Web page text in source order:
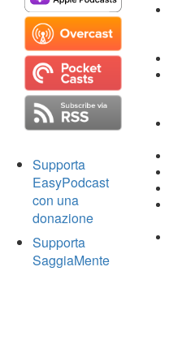
Supporta
EasyPodcast
con una
donazione
Supporta
SaggiaMente